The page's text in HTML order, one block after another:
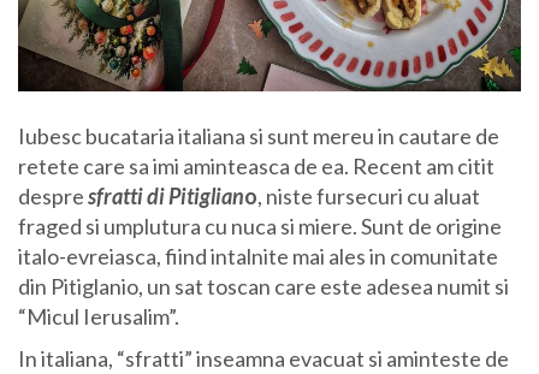
Iubesc bucataria italiana si sunt mereu in cautare de
retete care sa imi aminteasca de ea. Recent am citit
despresfratti di Pitigliano, niste fursecuri cu aluat
fraged si umplutura cu nuca si miere. Sunt de origine
italo-evreiasca, fiind intalnite mai ales in comunitate
din Pitiglanio, un sat toscan care este adesea numit si
“Micul Ierusalim”.
In italiana, “sfratti” inseamna evacuat si aminteste de